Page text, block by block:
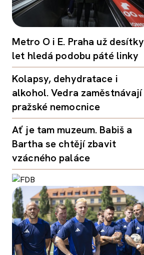
Metro O i E. Praha už desítky
let hledá podobu páté linky
Kolapsy, dehydratace i
alkohol. Vedra zaměstnávají
pražské nemocnice
Ať je tam muzeum. Babiš a
Bartha se chtějí zbavit
vzácného paláce